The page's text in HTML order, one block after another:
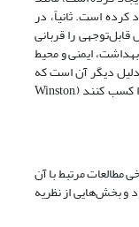
است. ثانیاً، در
را قربانی
ایمنی و محیط
دیگر آن است که
سیاستگذاران، صرف‌نظر از نیات‌شان، تابع نیروهای سیاسی هستند که گروه‌های ذی‌نفع خاصی را قادر می‌سازند تا با تحمیل هزینه به عموم جامعه، منافعی را کسب کنند (Winston,
مطالعات مرتبط با آن
و بخش‌هایی از نظریه